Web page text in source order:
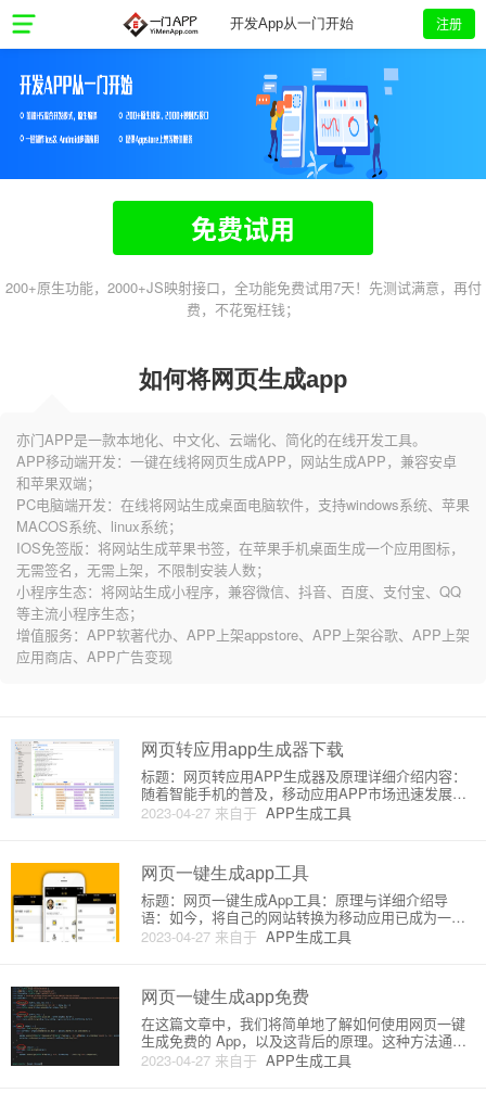
开发App从一门开始 注册
免费试用
200+原生功能，2000+JS映射接口，全功能免费试用7天！先测试满意，再付
费，不花冤枉钱；
如何将网页生成app
亦门APP是一款本地化、中文化、云端化、简化的在线开发工具。
APP移动端开发：一键在线将网页生成APP，网站生成APP，兼容安卓
和苹果双端；
PC电脑端开发：在线将网站生成桌面电脑软件，支持windows系统、苹果
MACOS系统、linux系统；
IOS免签版：将网站生成苹果书签，在苹果手机桌面生成一个应用图标，
无需签名，无需上架，不限制安装人数；
小程序生态：将网站生成小程序，兼容微信、抖音、百度、支付宝、QQ
等主流小程序生态；
增值服务：APP软著代办、APP上架appstore、APP上架谷歌、APP上架
应用商店、APP广告变现
网页转应用app生成器下载
2023-04-27 来自于 APP生成工具
标题：网页转应用APP生成器及原理详细介绍内容：
随着智能手机的普及，移动应用APP市场迅速发展，
许多企业和个人希望自己的网站能够快速进入移动市
场。一种有效的方法是将网页转换为应用APP，同时
一些流行的网页转应用
网页一键生成app工具
2023-04-27 来自于 APP生成工具
标题：网页一键生成App工具：原理与详细介绍导
语：如今，将自己的网站转换为移动应用已成为一种
流行趋势。如果你也对此感兴趣，那么这篇文章将向
你介绍一款网页一键生成App的工具，以及相关原理
吧！一、什么是网页一键生成
网页一键生成app免费
2023-04-27 来自于 APP生成工具
在这篇文章中，我们将简单地了解如何使用网页一键
生成免费的 App，以及这背后的原理。这种方法通常
被称为将网页（Web）封装成原生应用程序（Native
App）。这对于许多初学者来说非常有用，可以节省